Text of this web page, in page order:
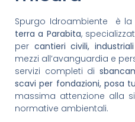
Spurgo Idroambiente è la
terra a Parabita,
per cantieri civili,
mezzi all’avanguardia e
servizi completi di
scavi per fondazioni, posa
massima attenzione alla
normative ambientali.